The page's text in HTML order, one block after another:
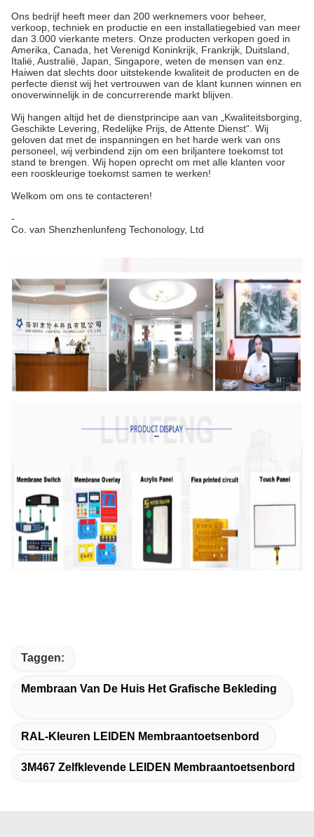
Ons bedrijf heeft meer dan 200 werknemers voor beheer,
verkoop, techniek en productie en een installatiegebied van meer
dan 3.000 vierkante meters. Onze producten verkopen goed in
Amerika, Canada, het Verenigd Koninkrijk, Frankrijk, Duitsland,
Italië, Australië, Japan, Singapore, weten de mensen van enz.
Haiwen dat slechts door uitstekende kwaliteit de producten en de
perfecte dienst wij het vertrouwen van de klant kunnen winnen en
onoverwinnelijk in de concurrerende markt blijven.
Wij hangen altijd het de dienstprincipe aan van „Kwaliteitsborging,
Geschikte Levering, Redelijke Prijs, de Attente Dienst“. Wij
geloven dat met de inspanningen en het harde werk van ons
personeel, wij verbindend zijn om een briljantere toekomst tot
stand te brengen. Wij hopen oprecht om met alle klanten voor
een rooskleurige toekomst samen te werken!
Welkom om ons te contacteren!
-
Co. van Shenzhenlunfeng Techonology, Ltd
Taggen:
Membraan Van De Huis Het Grafische Bekleding
RAL-Kleuren LEIDEN Membraantoetsenbord
3M467 Zelfklevende LEIDEN Membraantoetsenbord